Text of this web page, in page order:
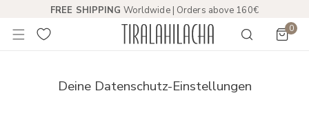
SPRINGEN
FREE SHIPPING Worldwide | Orders above 160€
0
Deine Datenschutz-Einstellungen